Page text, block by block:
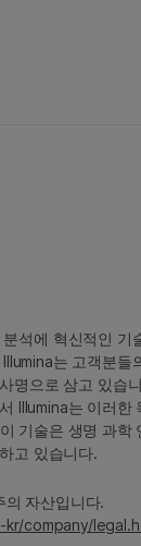
석에 혁신적인
는 고객분
명으로 삼고 있습
Illumina는 이러
기술은 생명 과
고 있습니다.
의 자산입니다.
kr/company/